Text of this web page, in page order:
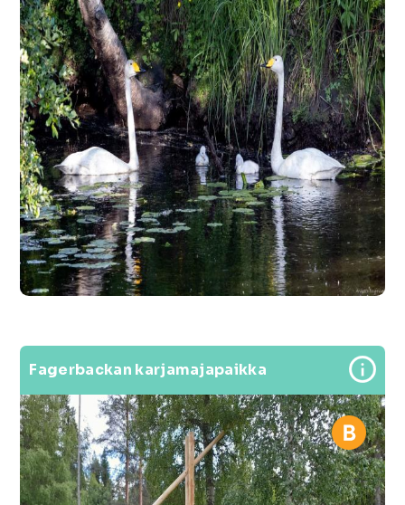
Fagerbackan karjamajapaikka